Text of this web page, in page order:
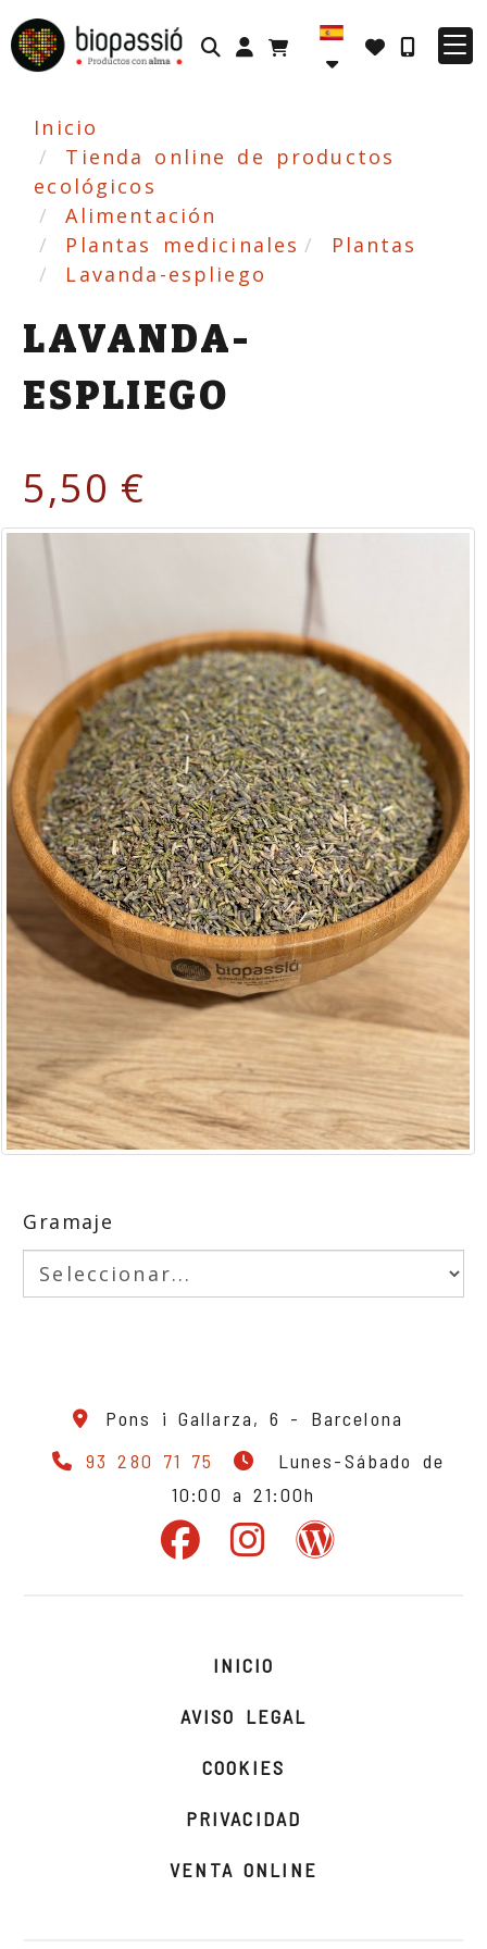
Identifícate
Inicio
Tienda online de productos
ecológicos
Alimentación
Plantas medicinales
Plantas
Lavanda-espliego
LAVANDA-
ESPLIEGO
5,50 €
Gramaje
Pons i Gallarza, 6 - Barcelona
93 280 71 75
Lunes-Sábado de
10:00 a 21:00h
INICIO
AVISO LEGAL
COOKIES
PRIVACIDAD
VENTA ONLINE